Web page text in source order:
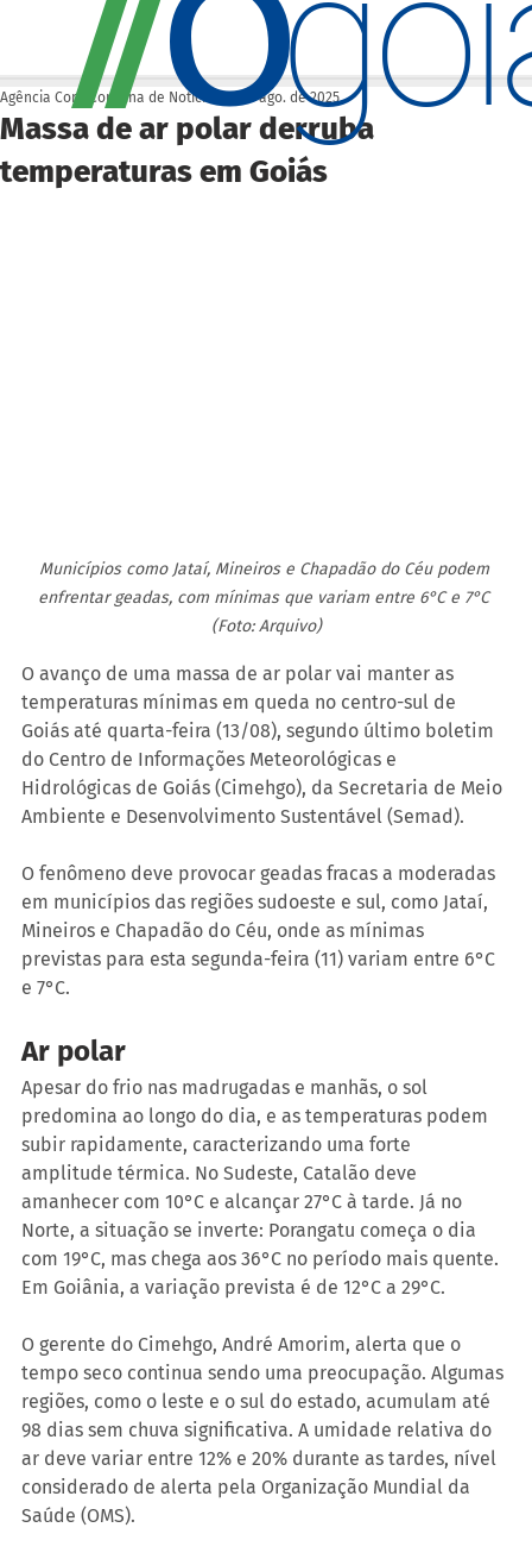
Massa de ar polar derruba
temperaturas em Goiás
Agência Cora Coralina de Notícias 11 de ago. de 2025
Municípios como Jataí, Mineiros e Chapadão do Céu podem
enfrentar geadas, com mínimas que variam entre 6°C e 7°C
(Foto: Arquivo)
O avanço de uma massa de ar polar vai manter as
temperaturas mínimas em queda no centro-sul de
Goiás até quarta-feira (13/08), segundo último boletim
do Centro de Informações Meteorológicas e
Hidrológicas de Goiás (Cimehgo), da Secretaria de Meio
Ambiente e Desenvolvimento Sustentável (Semad).
O fenômeno deve provocar geadas fracas a moderadas
em municípios das regiões sudoeste e sul, como Jataí,
Mineiros e Chapadão do Céu, onde as mínimas
previstas para esta segunda-feira (11) variam entre 6°C
e 7°C.
Ar polar
Apesar do frio nas madrugadas e manhãs, o sol
predomina ao longo do dia, e as temperaturas podem
subir rapidamente, caracterizando uma forte
amplitude térmica. No Sudeste, Catalão deve
amanhecer com 10°C e alcançar 27°C à tarde. Já no
Norte, a situação se inverte: Porangatu começa o dia
com 19°C, mas chega aos 36°C no período mais quente.
Em Goiânia, a variação prevista é de 12°C a 29°C.
O gerente do Cimehgo, André Amorim, alerta que o
tempo seco continua sendo uma preocupação. Algumas
regiões, como o leste e o sul do estado, acumulam até
98 dias sem chuva significativa. A umidade relativa do
ar deve variar entre 12% e 20% durante as tardes, nível
considerado de alerta pela Organização Mundial da
Saúde (OMS).